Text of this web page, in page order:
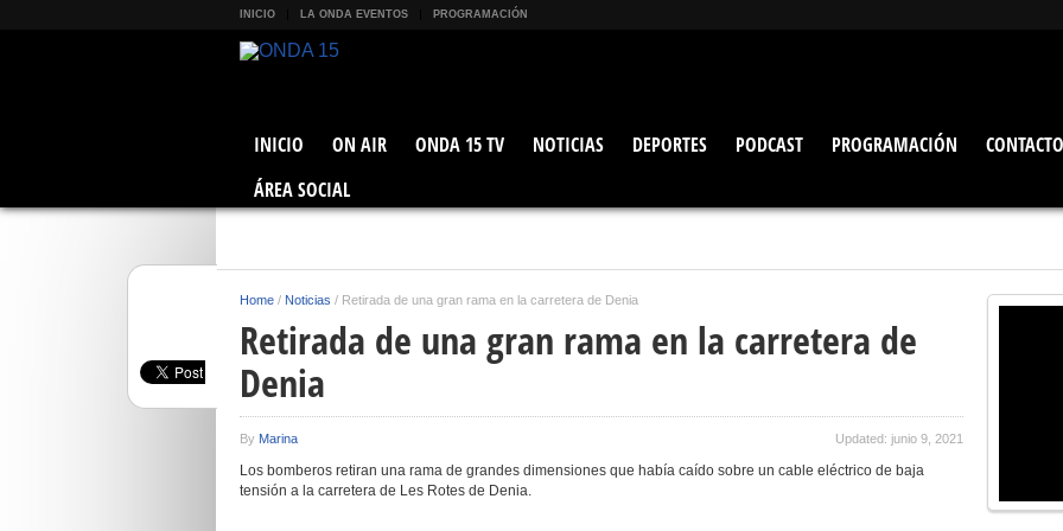
INICIO LA ONDA EVENTOS PROGRAMACIÓN
INICIO ON AIR ONDA 15 TV NOTICIAS DEPORTES PODCAST PROGRAMACIÓN
CONTACTO
ÁREA SOCIAL
Home / Noticias / Retirada de una gran rama en la carretera de Denia
Retirada de una gran rama en la carretera de
Denia
By Marina Updated: junio 9, 2021
Los bomberos retiran una rama de grandes dimensiones que había caído sobre un cable eléctrico de baja
tensión a la carretera de Les Rotes de Denia.